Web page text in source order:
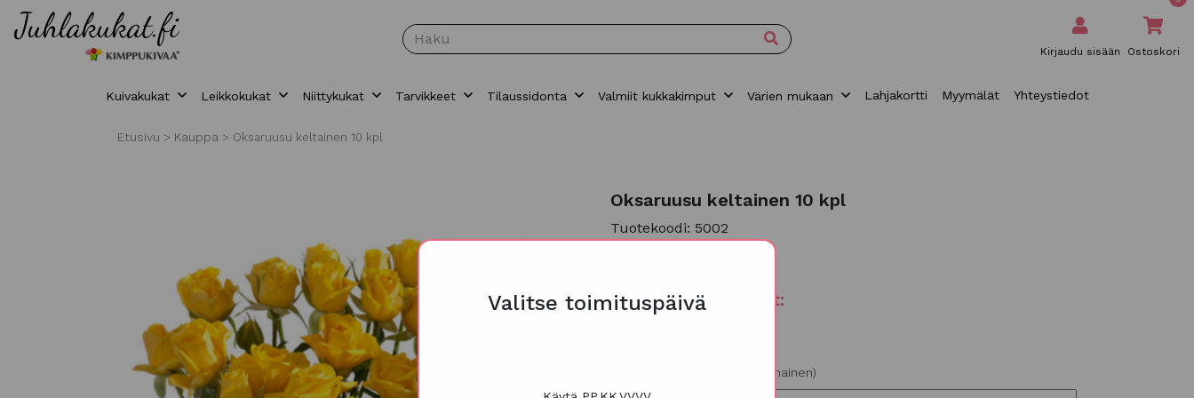
Valitse toimituspäivä
Kirjaudu sisään Ostoskori
Kuivakukat Leikkokukat Niittykukat Tarvikkeet Tilaussidonta Valmiit kukkakimput Värien mukaan Lahjakortti Myymälät Yhteystiedot
Etusivu > Kauppa > Oksaruusu keltainen 10 kpl
Oksaruusu keltainen 10 kpl
Tuotekoodi: 5002
Toimituspäivämäärät:
(valinnainen)